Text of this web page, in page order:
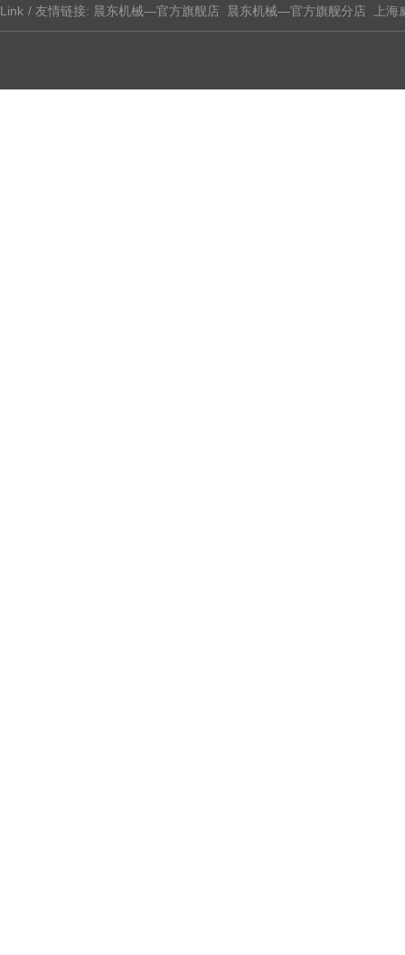
Link / 友情链接: 晨东机械—官方旗舰店 晨东机械—官方旗舰分店 上